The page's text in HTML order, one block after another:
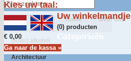
Kies uw taal:
Uw winkelmandje
(0) producten
€ 0,00
Ga naar de kassa »
Home Over ons
Categorieën
(Anti-) alkohol
Architectuur